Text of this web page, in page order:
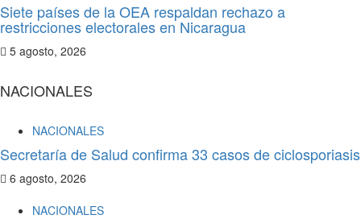
Siete países de la OEA respaldan rechazo a
restricciones electorales en Nicaragua
5 agosto, 2026
NACIONALES
NACIONALES
Secretaría de Salud confirma 33 casos de ciclosporiasis
6 agosto, 2026
NACIONALES